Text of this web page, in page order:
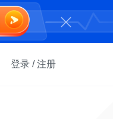
登录 /注册